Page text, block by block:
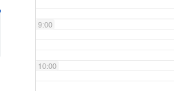
9:00
10:00